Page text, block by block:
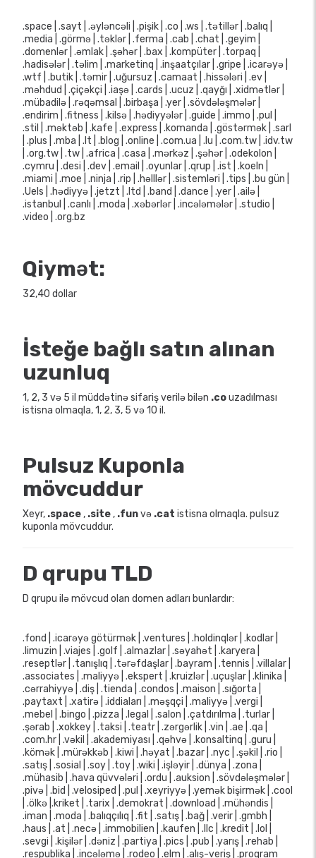
.space | .sayt | .əyləncəli | .pişik | .co | .ws | .tətillər | .balıq |
.media | .görmə | .təklər | .ferma | .cab | .chat | .geyim |
.domenlər | .əmlak | .şəhər | .bax | .kompüter | .torpaq |
.hadisələr | .təlim | .marketinq | .inşaatçılar | .gripe | .icarəyə |
.wtf | .butik | .təmir | .uğursuz | .camaat | .hissələri | .ev |
.məhdud | .çiçəkçi | .iaşə | .cards | .ucuz | .qayğı | .xidmətlər |
.mübadilə | .rəqəmsal | .birbaşa | .yer | .sövdələşmələr |
.endirim | .fitness | .kilsə | .hədiyyələr | .guide | .immo | .pul |
.stil | .məktəb | .kafe | .express | .komanda | .göstərmək | .sarl
| .plus | .mba | .lt | .blog | .online | .com.ua | .lu | .com.tw | .idv.tw
| .org.tw | .tw | .africa | .casa | .mərkəz | .şəhər | .odekolon |
.cymru | .desi | .dev | .email | .oyunlar | .qrup | .ist | .koeln |
.miami | .moe | .ninja | .rip | .həlllər | .sistemləri | .tips | .bu gün |
.Uels | .hədiyyə | .jetzt | .ltd | .band | .dance | .yer | .ailə |
.istanbul | .canlı | .moda | .xəbərlər | .incələmələr | .studio |
.video | .org.bz
Qiymət:
32,40 dollar
İsteğe bağlı satın alınan
uzunluq
1, 2, 3 və 5 il müddətinə sifariş verilə bilən .couzadılması
istisna olmaqla, 1, 2, 3, 5 və 10 il.
Pulsuz Kuponla
mövcuddur
Xeyr, .space , .site , .funvə .cat istisna olmaqla. pulsuz
kuponla mövcuddur.
D qrupu TLD
D qrupu ilə mövcud olan domen adları bunlardır:
.fond | .icarəyə götürmək | .ventures | .holdinqlər | .kodlar |
.limuzin | .viajes | .golf | .almazlar | .səyahət | .karyera |
.reseptlər | .tanışlıq | .tərəfdaşlar | .bayram | .tennis | .villalar |
.associates | .maliyyə | .ekspert | .kruizlər | .uçuşlar | .klinika |
.cərrahiyyə | .diş | .tienda | .condos | .maison | .sığorta |
.paytaxt | .xatirə | .iddiaları | .məşqçi | .maliyyə | .vergi |
.mebel | .bingo | .pizza | .legal | .salon | .çatdırılma | .turlar |
.şərab | .xokkey | .taksi | .teatr | .zərgərlik | .vin | .ae | .qa |
.com.hr | .vəkil | .akademiyası | .qəhvə | .konsaltinq | .guru |
.kömək | .mürəkkəb | .kiwi | .həyat | .bazar | .nyc | .şəkil | .rio |
.satış | .sosial | .soy | .toy | .wiki | .işləyir | .dünya | .zona |
.mühasib | .hava qüvvələri | .ordu | .auksion | .sövdələşmələr |
.pivə | .bid | .velosiped | .pul | .xeyriyyə | .yemək bişirmək | .cool
| .ölkə |.kriket | .tarix | .demokrat | .download | .mühəndis |
.iman | .moda | .balıqçılıq | .fit | .satış | .bağ | .verir | .gmbh |
.haus | .at | .necə | .immobilien | .kaufen | .llc | .kredit | .lol |
.sevgi | .kişilər | .dəniz | .partiya | .pics | .pub | .yarış | .rehab |
.respublika | .incələmə | .rodeo | .elm | .alış-veriş | .proqram